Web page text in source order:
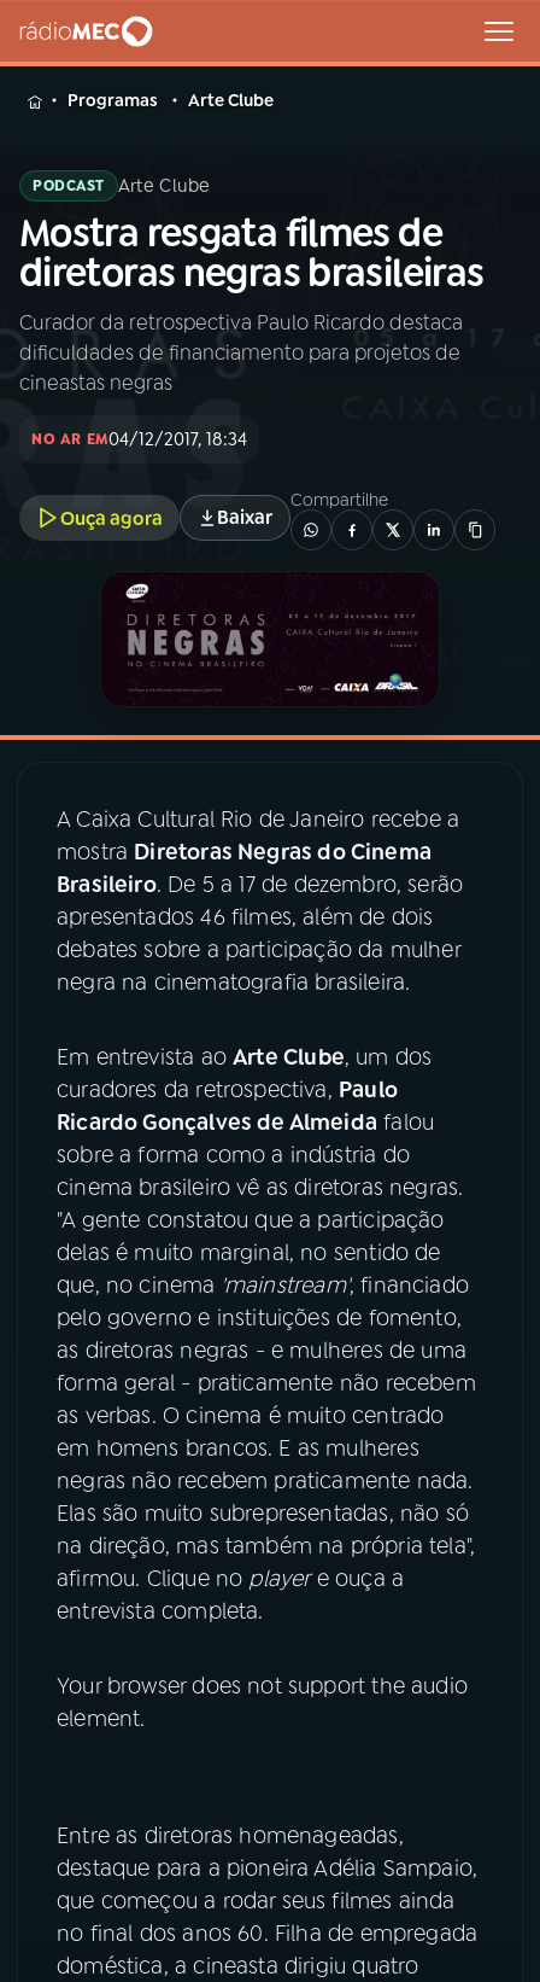
MENU
Buscar
na
Rádio
MEC
Buscar
Início AO VIVO
01INÍCIO
02A RÁDIO
PROGRAMAÇÃO
VIDEOCASTS
07ÚLTIMAS
08PRÊMIO RÁDIO MEC
ACOMPANHE A RÁDIO MEC
YouTube Facebook
Instagram X
TikTok
Programas Arte Clube
PODCAST Arte Clube
Mostra resgata filmes de
diretoras negras brasileiras
Curador da retrospectiva Paulo Ricardo destaca
dificuldades de financiamento para projetos de
cineastas negras
NO AR EM04/12/2017, 18:34
Ouça agora Baixar
Compartilhe
A Caixa Cultural Rio de Janeiro recebe a
mostra Diretoras Negras do Cinema
Brasileiro. De 5 a 17 de dezembro, serão
apresentados 46 filmes, além de dois
debates sobre a participação da mulher
negra na cinematografia brasileira.
Em entrevista aoArte Clube, um dos
curadores da retrospectiva, Paulo
Ricardo Gonçalves de Almeida falou
sobre a forma como a indústria do
cinema brasileiro vê as diretoras negras.
"A gente constatou que a participação
delas é muito marginal, no sentido de
que, no cinema 'mainstream', financiado
pelo governo e instituições de fomento,
as diretoras negras - e mulheres de uma
forma geral - praticamente não recebem
as verbas. O cinema é muito centrado
em homens brancos. E as mulheres
negras não recebem praticamente nada.
Elas são muito subrepresentadas, não só
na direção, mas também na própria tela",
afirmou. Clique no playere ouça a
entrevista completa.
Your browser does not support the audio
element.
Entre as diretoras homenageadas,
destaque para a pioneira Adélia Sampaio,
que começou a rodar seus filmes ainda
no final dos anos 60. Filha de empregada
doméstica, a cineasta dirigiu quatro